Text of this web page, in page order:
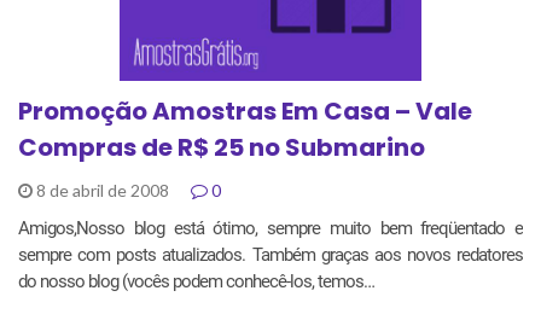
Promoção Amostras Em Casa – Vale
Compras de R$ 25 no Submarino
8 de abril de 2008 0
Amigos,Nosso blog está ótimo, sempre muito bem freqüentado e
sempre com posts atualizados. Também graças aos novos redatores
do nosso blog (vocês podem conhecê-los, temos…